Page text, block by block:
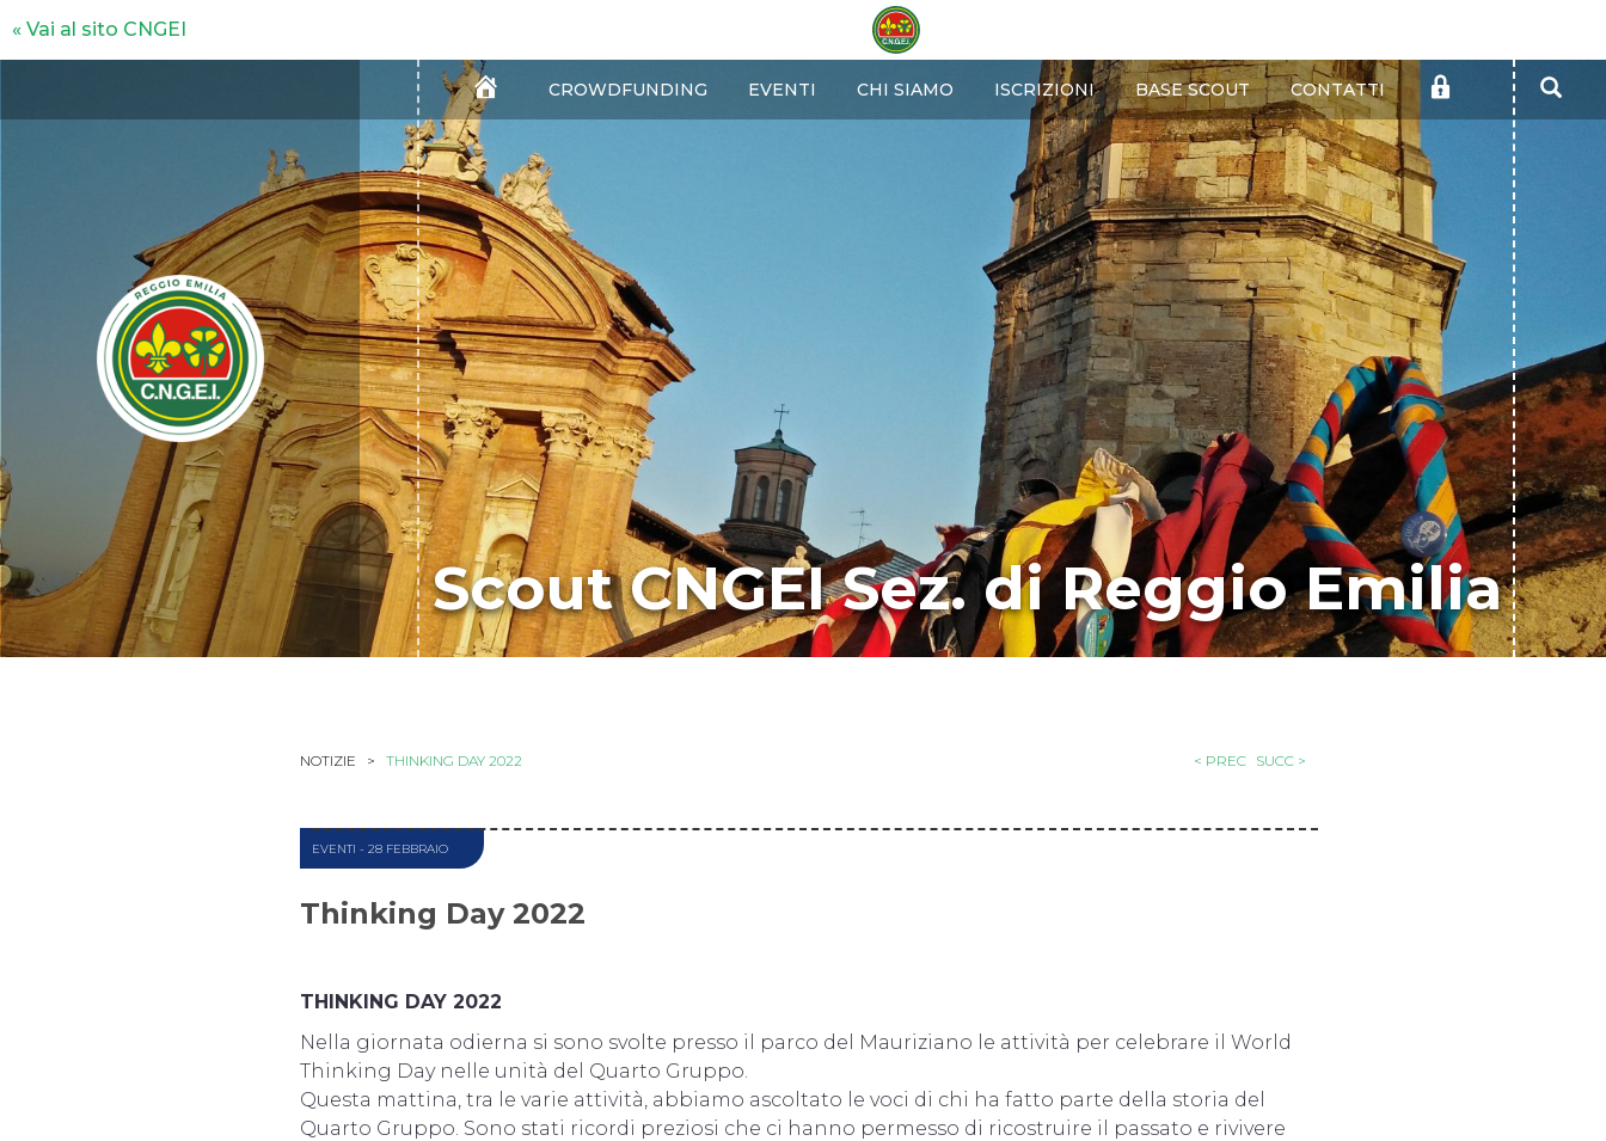
« Vai al sito CNGEI
HOMECROWDFUNDING EVENTI CHI SIAMO ISCRIZIONI BASE SCOUT CONTATTI
AREA
RISERVATA
Scout CNGEI Sez. di Reggio Emilia
NOTIZIE > THINKING DAY 2022 < PREC SUCC >
EVENTI - 28 FEBBRAIO
Thinking Day 2022
THINKING DAY 2022
Nella giornata odierna si sono svolte presso il parco del Mauriziano le attività per celebrare il World
Thinking Day nelle unità del Quarto Gruppo.
Questa mattina, tra le varie attività, abbiamo ascoltato le voci di chi ha fatto parte della storia del
Quarto Gruppo. Sono stati ricordi preziosi che ci hanno permesso di ricostruire il passato e rivivere